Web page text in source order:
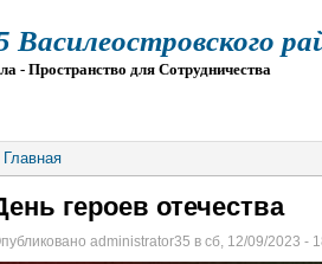
для Сотрудничества
Главная
героев отечества
administrator35 в сб, 12/09/2023 -